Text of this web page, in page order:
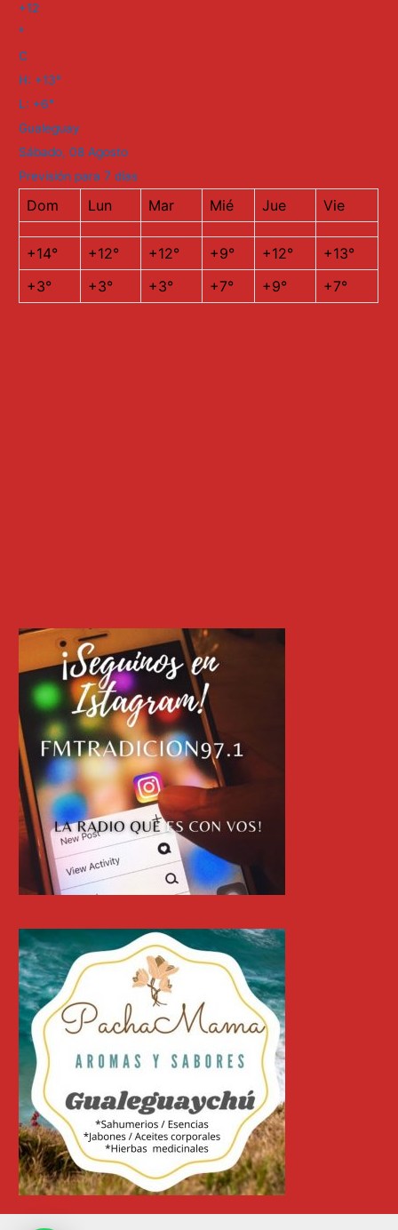
+12
°
C
H: +13°
L: +6°
Gualeguay
Sábado, 08 Agosto
Previsión para 7 días
Dom Lun Mar Mié Jue Vie
+14° +12° +12° +9° +12° +13°
+3° +3° +3° +7° +9° +7°